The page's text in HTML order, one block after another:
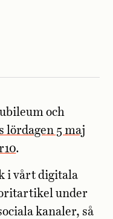
och
lördagen 5 maj
.
i vårt digitala
under
kanaler, så